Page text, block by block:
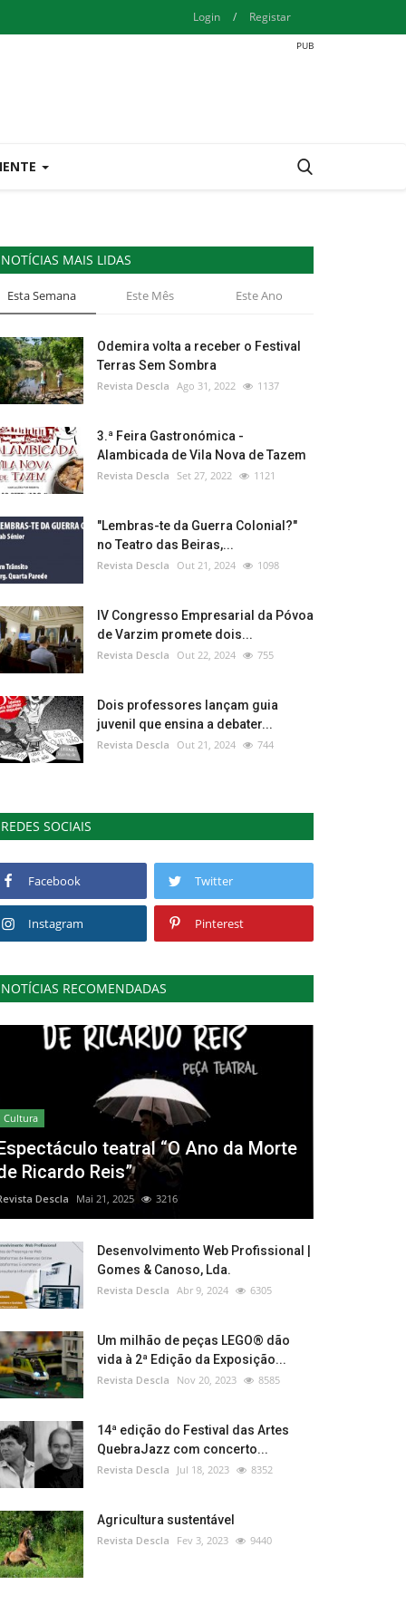
Login / Registar
NOTÍCIAS MAIS LIDAS
Esta Semana Este Mês Este Ano
Odemira volta a receber o Festival
Terras Sem Sombra
Revista Descla Ago 31, 2022 1137
3.ª Feira Gastronómica -
Alambicada de Vila Nova de Tazem
Revista Descla Set 27, 2022 1121
"Lembras-te da Guerra Colonial?"
no Teatro das Beiras,...
Revista Descla Out 21, 2024 1098
IV Congresso Empresarial da Póvoa
de Varzim promete dois...
Revista Descla Out 22, 2024 755
Dois professores lançam guia
juvenil que ensina a debater...
Revista Descla Out 21, 2024 744
REDES SOCIAIS
Facebook Twitter
Instagram Pinterest
NOTÍCIAS RECOMENDADAS
Cultura
teatral “O Ano da Morte
Ricardo Reis”
Descla Mai 21, 2025 3216
Desenvolvimento Web Profissional |
Gomes & Canoso, Lda.
Revista Descla Abr 9, 2024 6305
Um milhão de peças LEGO® dão
vida à 2ª Edição da Exposição...
Revista Descla Nov 20, 2023 8585
14ª edição do Festival das Artes
QuebraJazz com concerto...
Revista Descla Jul 18, 2023 8352
Agricultura sustentável
Revista Descla Fev 3, 2023 9440